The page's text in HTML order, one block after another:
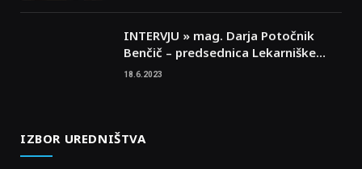
INTERVJU » mag. Darja Potočnik
Benčič – predsednica Lekarniške
zbornice Slovenije
18.6.2023
IZBOR UREDNIŠTVA